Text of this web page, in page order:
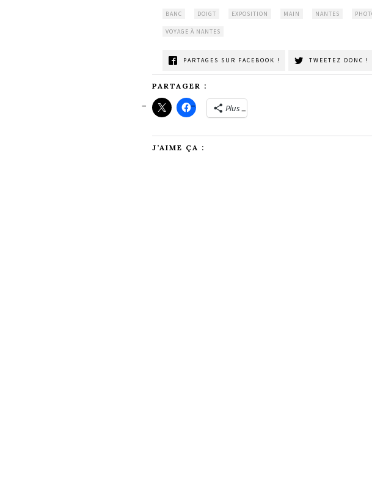
BANC DOIGT EXPOSITION MAIN NANTES
VOYAGE À NANTES
PARTAGES SUR FACEBOOK ! TWEETEZ DONC !
PARTAGER :
Plus
J’AIME ÇA :